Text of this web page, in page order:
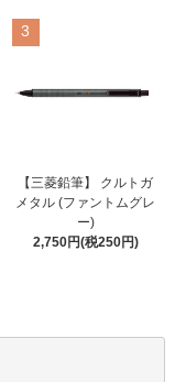
3
【三菱鉛筆】 クルトガ
メタル (ファントムグレ
ー)
2,750円(税250円)